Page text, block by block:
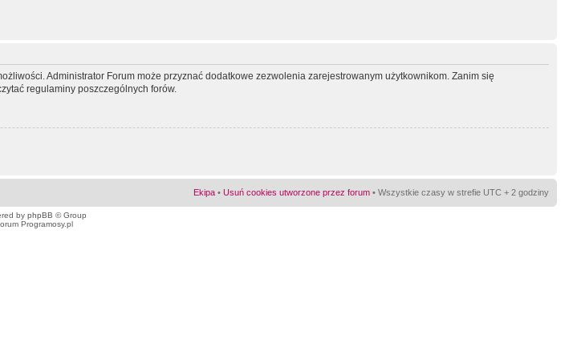
Administrator Forum może przyznać dodatkowe zezwolenia zarejestrowanym użytkownikom. Zanim się
regulaminy poszczególnych forów.
Ekipa • Usuń cookies utworzone przez forum • Wszystkie czasy w strefie UTC + 2 godziny
by phpBB © Group
Programosy.pl